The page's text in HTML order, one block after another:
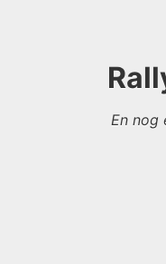
En nog